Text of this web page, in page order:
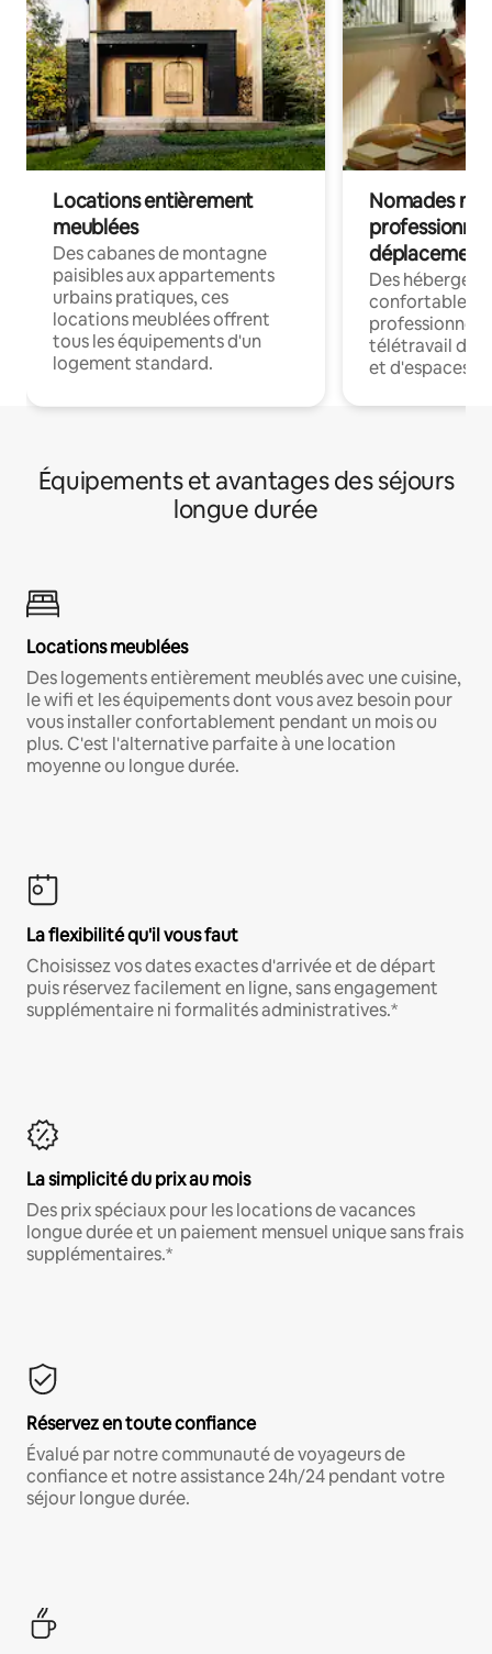
Locations entièrement
meublées
Des cabanes de montagne
paisibles aux appartements
urbains pratiques, ces
locations meublées offrent
tous les équipements d'un
logement standard.
Nomades
déplacement
Des
confortables
professionnels
télétravail
et d'espaces
Équipements et avantages des séjours
longue durée
Locations meublées
Des logements entièrement meublés avec une cuisine,
le wifi et les équipements dont vous avez besoin pour
vous installer confortablement pendant un mois ou
plus. C'est l'alternative parfaite à une location
moyenne ou longue durée.
La flexibilité qu'il vous faut
Choisissez vos dates exactes d'arrivée et de départ
puis réservez facilement en ligne, sans engagement
supplémentaire ni formalités administratives.*
La simplicité du prix au mois
Des prix spéciaux pour les locations de vacances
longue durée et un paiement mensuel unique sans frais
supplémentaires.*
Réservez en toute confiance
Évalué par notre communauté de voyageurs de
confiance et notre assistance 24h/24 pendant votre
séjour longue durée.